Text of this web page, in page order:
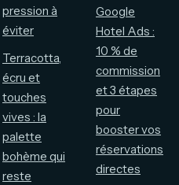
pression à
éviter
Terracotta,
écru et
touches
vives : la
palette
bohème qui
reste
Google
Hotel Ads :
10 % de
commission
et 3 étapes
pour
booster vos
réservations
directes